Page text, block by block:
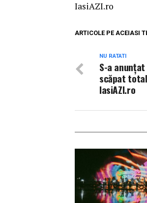
IasiAZI.ro
ARTICOLE PE ACEIASI
NU RATATI
S-a
scăpat
IasiAZI.ro